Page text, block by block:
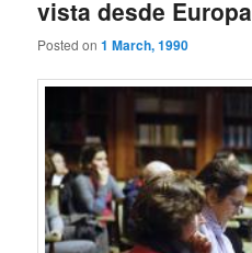
vista desde Europa
Posted on1 March, 1990